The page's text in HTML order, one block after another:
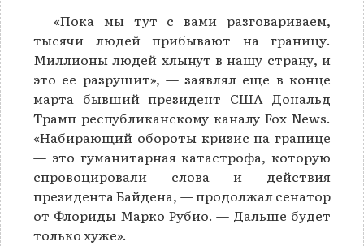
«Пока мы тут с вами разговариваем,
тысячи людей прибывают на границу.
Миллионы людей хлынут в нашу страну, и
это ее разрушит», — заявлял еще в конце
марта бывший президент США Дональд
Трамп республиканскому каналу Fox News.
«Набирающий обороты кризис на границе
— это гуманитарная катастрофа, которую
спровоцировали слова и действия
президента Байдена, — продолжал сенатор
от Флориды Марко Рубио. — Дальше будет
только хуже».